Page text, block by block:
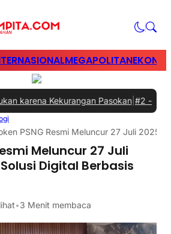
MEGAPOLITAN
Kekurangan Pasokan|#2 -Perkuat
PSNG Resmi Meluncur 27 Juli 2025:
Meluncur 27 Juli
Digital Berbasis
•3 Menit membaca